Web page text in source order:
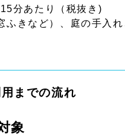
分あたり（税抜き)
ふきなど）、庭の手入
までの流れ
象